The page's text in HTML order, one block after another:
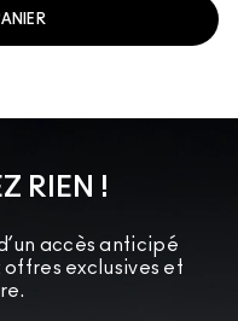
RIEN !
accès anticipé
offres exclusives et